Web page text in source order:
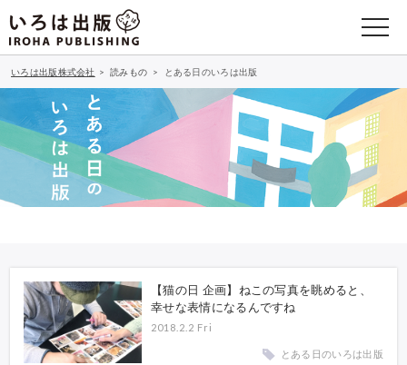
いろは出版株式会社 > 読みもの > とある日のいろは出版
【猫の日 企画】ねこの写真を眺めると、
幸せな表情になるんですね
2018.2.2 Fri
とある日のいろは出版